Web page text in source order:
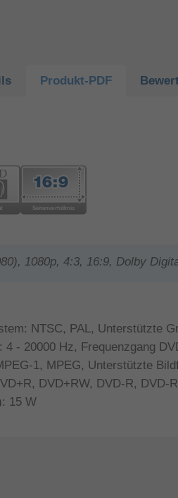
Produkt-PDF
1080p, 4:3, 16:9, Dolby
NTSC, PAL, Unterstützte
- 20000 Hz, Frequenzgang
1, MPEG, Unterstützte
DVD+RW, DVD-R, DVD-
15 W